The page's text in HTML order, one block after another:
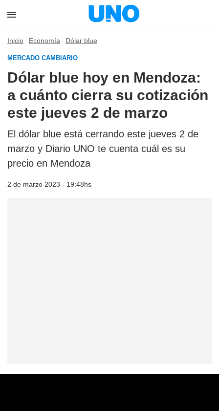
Inicio Economía Dólar blue
MERCADO CAMBIARIO
Dólar blue hoy en Mendoza:
a cuánto cierra su cotización
este jueves 2 de marzo
El dólar blue está cerrando este jueves 2 de
marzo y Diario UNO te cuenta cuál es su
precio en Mendoza
2 de marzo 2023 - 19:48hs